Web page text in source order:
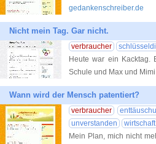
gedankenschreiber.de
Nicht mein Tag. Gar nicht.
verbraucher
Heute war ein Kacktag.
Schule und Max und
Wann wird der Mensch patentiert?
verbraucher
unverstanden
wirtschaft
Mein Plan, mich nicht